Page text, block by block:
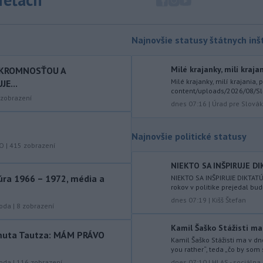
- Vo štvrtok do polnoci treba
najmä na západe a severozápade
Slovenský hydrometeorologický ústav
(SHMÚ) vydal výstrahy prvého stupňa.
Platia aj v okresoch Snina a Sobrance.
záchrannými zložkami zasahuje
termálnom kúpalisku v Diakovciach.
V dunajských prístavoch v
Bratislave, Komárne a Štúrove v
polroku 2026 zaznamenali
spolu 1827 pristátí osobných
Republikánmi ovládaný výbor
amerického Senátu vo štvrtok
označil lekára Anthonyho Fauciho za
A
zobrazení
| 415 zobrazení
1966 – 1972, média a
| 8 zobrazení
Tautza: MÁM PRÁVO
Najnovšie statusy štátnych
Milé krajanky, milí
Milé krajanky, milí krajania,
content/uploads/2026/08/
dnes 07:16 | Úrad pre
Najnovšie politické statusy
NIEKTO SA INŠPIRUJE
NIEKTO SA INŠPIRUJE
rokov v politike prejedal
dnes 07:19 | Kišš Štefan
Kamil Šaško Stážisti
Kamil Šaško Stážisti ma v
you rather“, teda „čo by som